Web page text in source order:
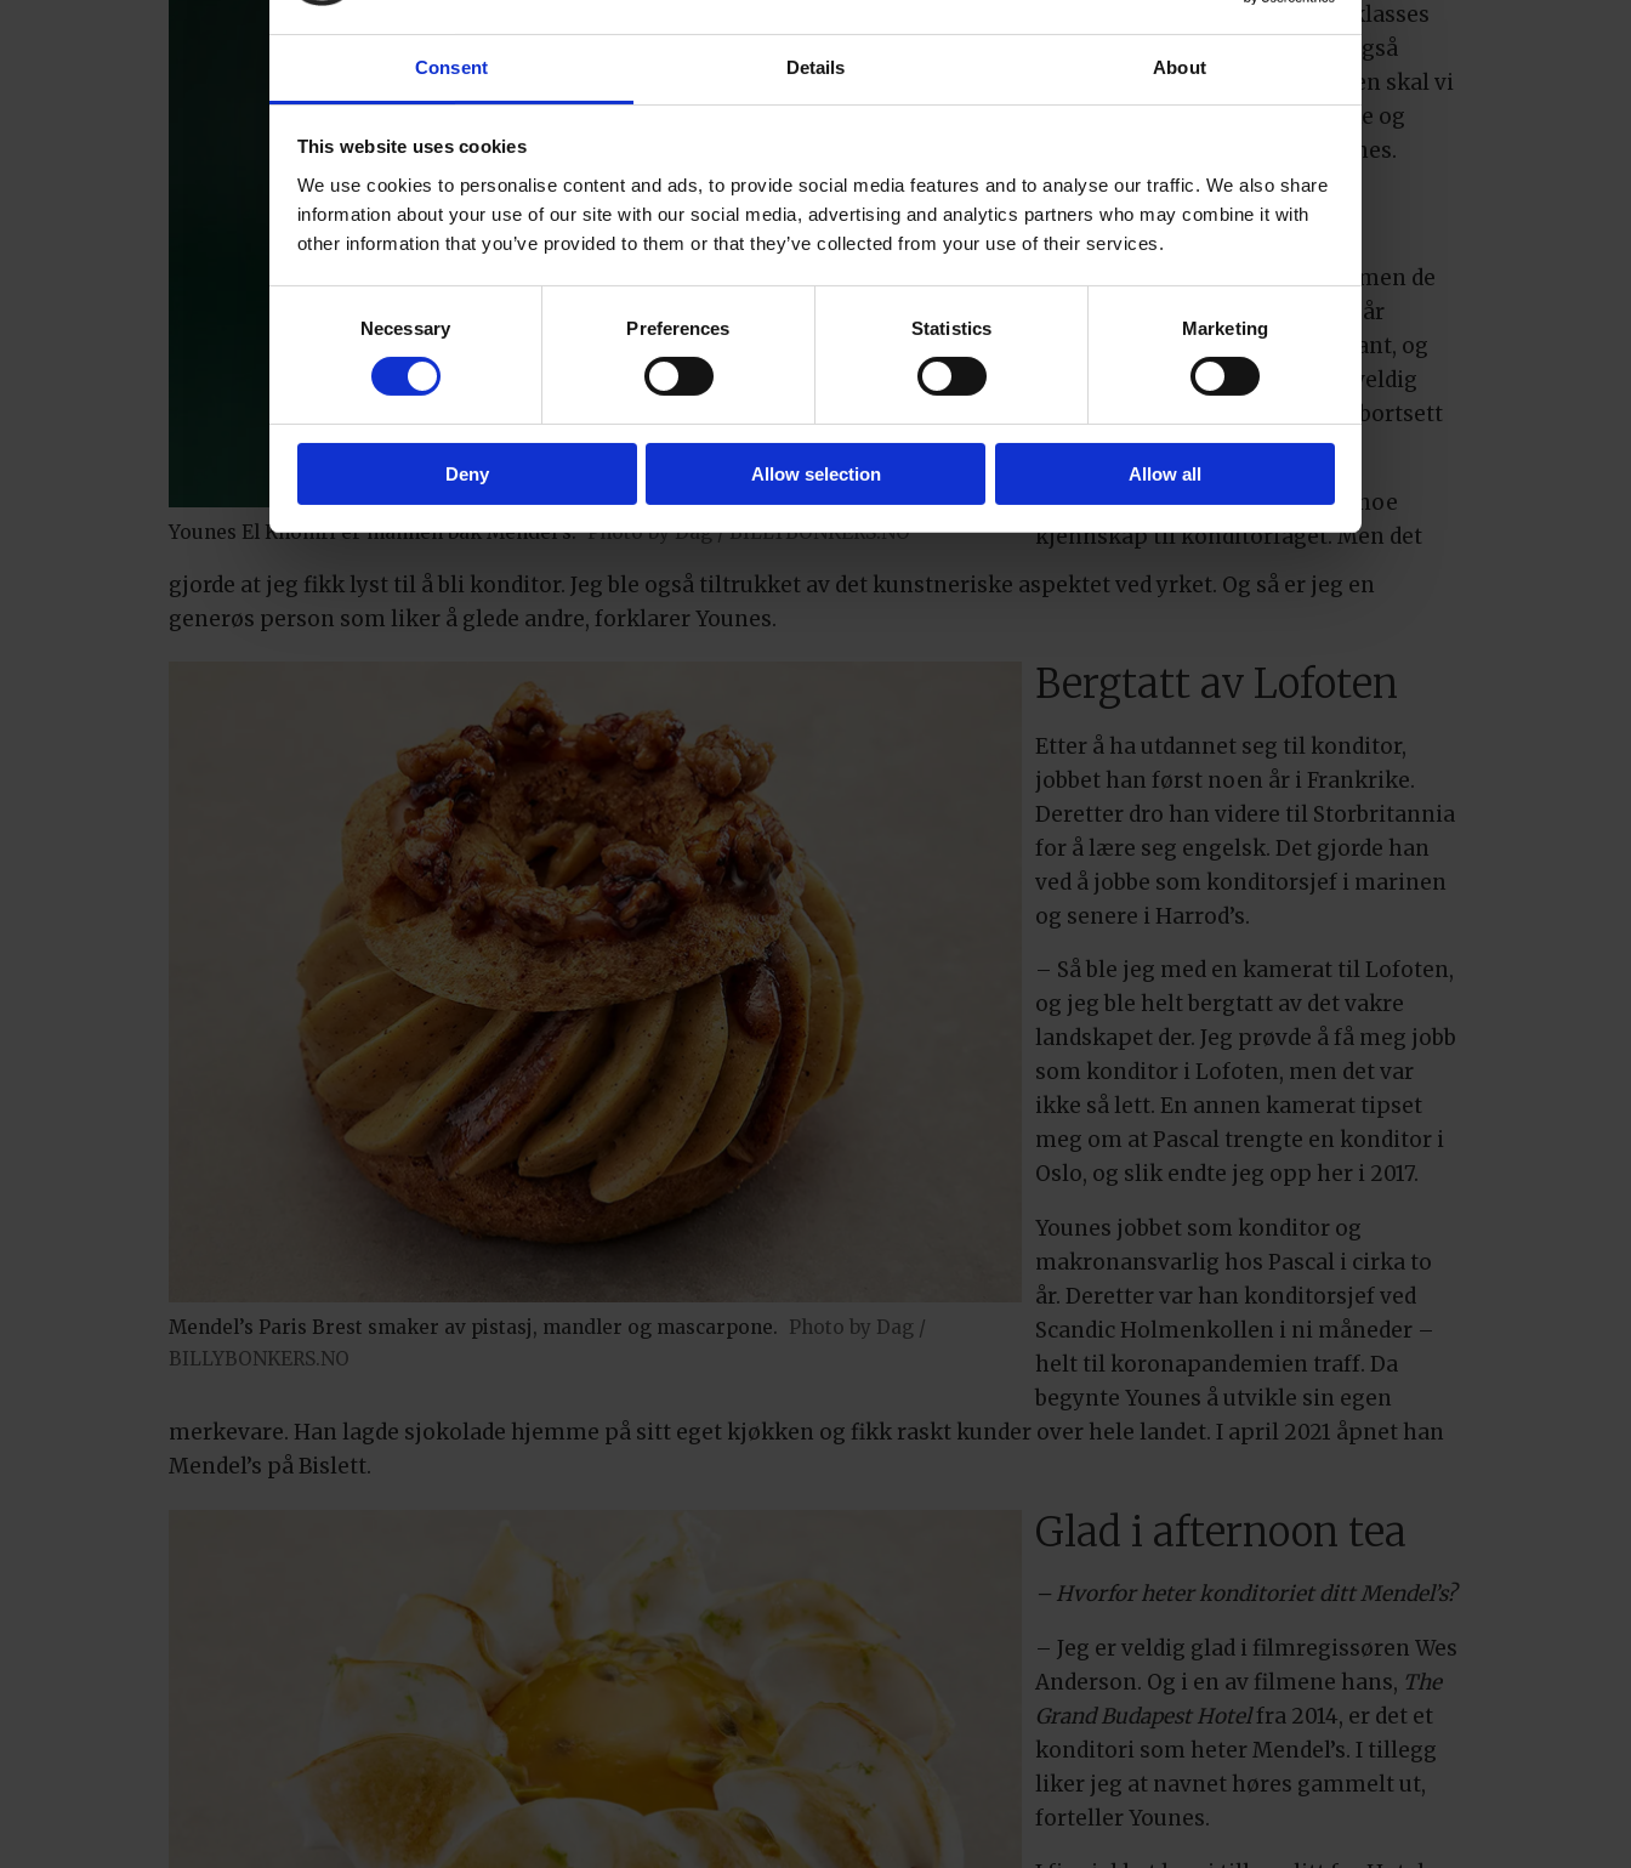
Consent Details About
This website uses cookies
We use cookies to personalise content and ads, to provide social media features and to analyse our traffic. We also share
information about your use of our site with our social media, advertising and analytics partners who may combine it with
other information that you’ve provided to them or that they’ve collected from your use of their services.
Necessary Preferences Statistics Marketing
Deny Allow selection Allow all
Younes El Khomri er mannen bak Mendel’s. Photo by Dag / BILLYBONKERS.NO
enhver smak. Vi skal ha førsteklasses
champagne på menyen, men også
varianter uten alkohol. Dessuten skal vi
tilby et bredt utvalg av veganske og
laktosefrie produkter, sier Younes.
Vil spre glede
Familien hans er fra Marokko, men de
flyttet til Paris da Younes var 11 år
gammel. Faren drev en restaurant, og
Younes la merke til at han var veldig
streng med alle sine ansatte – bortsett
fra konditoren.
– Det var fordi han ikke hadde noe
kjennskap til konditorfaget. Men det
gjorde at jeg fikk lyst til å bli konditor. Jeg ble også tiltrukket av det kunstneriske aspektet ved yrket. Og så er jeg en
generøs person som liker å glede andre, forklarer Younes.
Mendel’s Paris Brest smaker av pistasj, mandler og mascarpone. Photo by Dag /
BILLYBONKERS.NO
Bergtatt av Lofoten
Etter å ha utdannet seg til konditor,
jobbet han først noen år i Frankrike.
Deretter dro han videre til Storbritannia
for å lære seg engelsk. Det gjorde han
ved å jobbe som konditorsjef i marinen
og senere i Harrod’s.
– Så ble jeg med en kamerat til Lofoten,
og jeg ble helt bergtatt av det vakre
landskapet der. Jeg prøvde å få meg jobb
som konditor i Lofoten, men det var
ikke så lett. En annen kamerat tipset
meg om at Pascal trengte en konditor i
Oslo, og slik endte jeg opp her i 2017.
Younes jobbet som konditor og
makronansvarlig hos Pascal i cirka to
år. Deretter var han konditorsjef ved
Scandic Holmenkollen i ni måneder –
helt til koronapandemien traff. Da
begynte Younes å utvikle sin egen
merkevare. Han lagde sjokolade hjemme på sitt eget kjøkken og fikk raskt kunder over hele landet. I april 2021 åpnet han
Mendel’s på Bislett.
Glad i afternoon tea
– Hvorfor heter konditoriet ditt Mendel’s?
– Jeg er veldig glad i filmregissøren Wes
Anderson. Og i en av filmene hans, The
Grand Budapest Hotelfra 2014, er det et
konditori som heter Mendel’s. I tillegg
liker jeg at navnet høres gammelt ut,
forteller Younes.